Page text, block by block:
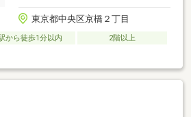
東京都中央区京橋２丁目
から徒歩1分以内
2階以上